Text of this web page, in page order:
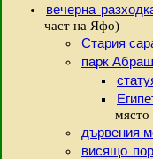
вечерна
част на Яфо)
Стария
парк
място
дървения
висящо